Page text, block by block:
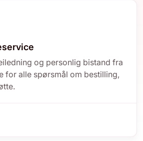
og personlig bistand fra
for alle spørsmål om bestilling,